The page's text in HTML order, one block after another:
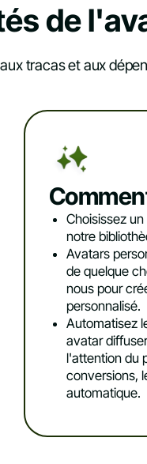
de
tracas et aux
Choisissez
notre
Avatars
de quelque
nous pour
personnalisé.
Automatisez
avatar
l'attention du
conversions,
automatique.